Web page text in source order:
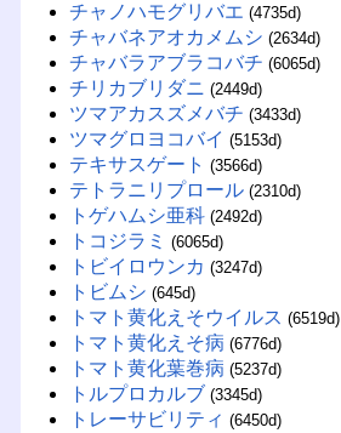
チャノハモグリバエ (4735d)
チャバネアオカメムシ (2634d)
チャバラアブラコバチ (6065d)
チリカブリダニ (2449d)
ツマアカスズメバチ (3433d)
ツマグロヨコバイ (5153d)
テキサスゲート (3566d)
テトラニリプロール (2310d)
トゲハムシ亜科 (2492d)
トコジラミ (6065d)
トビイロウンカ (3247d)
トビムシ (645d)
トマト黄化えそウイルス (6519d)
トマト黄化えそ病 (6776d)
トマト黄化葉巻病 (5237d)
トルプロカルブ (3345d)
トレーサビリティ (6450d)